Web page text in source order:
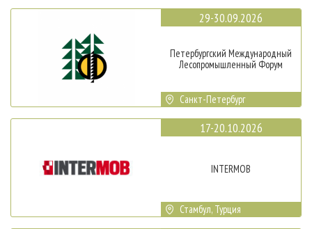
29-30.09.2026
Петербургский Международный
Лесопромышленный Форум
Санкт-Петербург
17-20.10.2026
INTERMOB
Стамбул, Турция